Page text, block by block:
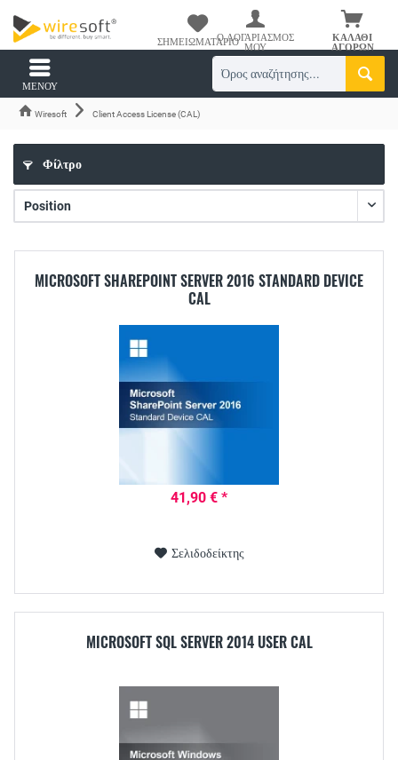
ΚΑΛΆΘΙ
ΑΓΟΡΏΝ
ΣΗΜΕΙΩΜΑΤΆΡΙΟΟ ΛΟΓΑΡΙΑΣΜΌΣ
ΜΟΥ
ΜΕΝΟΎ
Wiresoft Client Access License (CAL)
Φίλτρο
MICROSOFT SHAREPOINT SERVER 2016 STANDARD DEVICE
CAL
41,90 € *
Σελιδοδείκτης
MICROSOFT SQL SERVER 2014 USER CAL